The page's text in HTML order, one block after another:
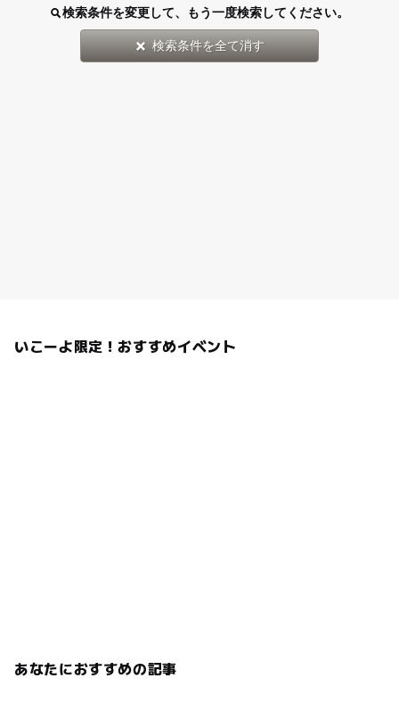
検索条件を変更して、もう一度検索してください。
検索条件を全て消す
いこーよ限定！おすすめイベント
あなたにおすすめの記事